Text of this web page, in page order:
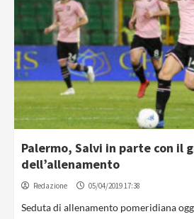
Palermo, Salvi in parte con il
dell’allenamento
Redazione 05/04/2019 17:38
Seduta di allenamento pomeridiana